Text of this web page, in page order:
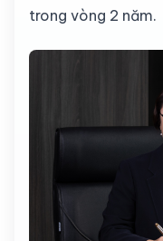
trong vòng 2 năm.